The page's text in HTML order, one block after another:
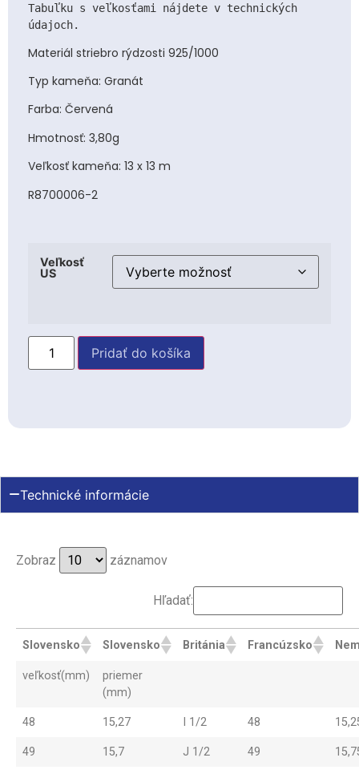
Tabuľku s veľkosťami nájdete v technických
Materiál striebro rýdzosti 925/1000
Typ kameňa: Granát
Farba: Červená
Hmotnosť: 3,80g
Veľkosť kameňa: 13 x 13 m
R8700006-2
Veľkosť
US
Pridať do košíka
Technické informácie
Zobraz záznamov
Hľadať:
Slovensko Slovensko Británia Francúzsko
veľkosť(mm)
priemer
(mm)
48 15,27 I 1/2 48
49 15,7 J 1/2 49